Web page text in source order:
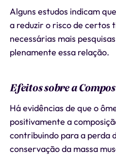
Alguns estudos indicam
a reduzir o risco de certos
necessárias mais
plenamente essa relação.
Efeitos sobre a
Há evidências de que o
positivamente a
contribuindo para a perda
conservação da massa